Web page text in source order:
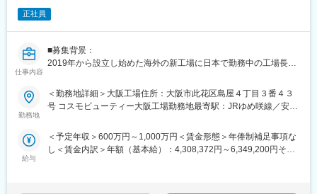
正社員
仕事内容
■募集背景：
2019年から設立し始めた海外の新工場に日本で勤務中の工場長が
■職務内容：
OEM化粧品、医薬部外品、ヘアケア製品を中心に工場管理者とし
現場で１つ１つの製品の作り方を指導したり、現場の巡回も行う
ため、かなり現場寄りな仕事内容となります。
勤務地
＜勤務地詳細＞大阪工場住所：大阪市此花区島屋４丁目３番４３
号 コスモビューティー大阪工場勤務地最寄駅：JRゆめ咲線／安治
の定める事業所
給与
＜予定年収＞600万円～1,000万円＜賃金形態＞年俸制補足事項な
し＜賃金内訳＞年額（基本給）：4,308,372円～6,349,200円その